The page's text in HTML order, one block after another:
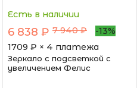
Есть в наличии
6 838 ₽ 7 940 ₽
-13%
1709 ₽ × 4 платежа
Зеркало с подсветкой с
увеличением Фелис